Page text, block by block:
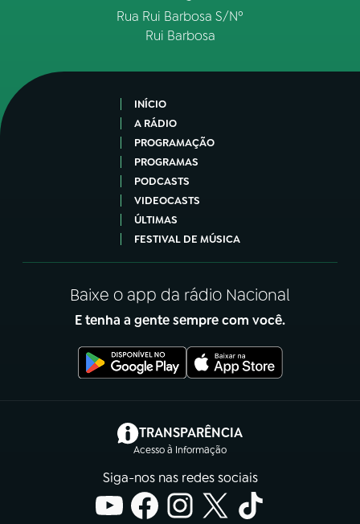
Rua Rui Barbosa S/Nº
Rui Barbosa
INÍCIO
A RÁDIO
PROGRAMAÇÃO
PROGRAMAS
PODCASTS
VIDEOCASTS
ÚLTIMAS
FESTIVAL DE MÚSICA
Baixe o app da rádio Nacional
E tenha a gente sempre com você.
TRANSPARÊNCIA
Acesso à Informação
(abre em nova aba)
Siga-nos nas redes sociais